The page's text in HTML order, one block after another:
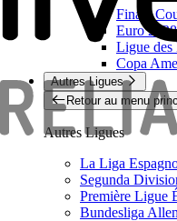
Finale
Euro 2028
Ligue des
Copa
Autres Ligues
Retour au menu
Autres Ligues
La Liga
Segunda
Première Ligue
Bundesliga